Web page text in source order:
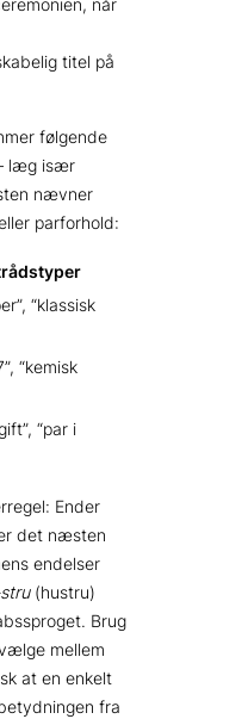
når
titel på
følgende
læg især
nævner
parforhold:
“klassisk
“kemisk
“par i
Ender
det næsten
endelser
(hustru)
Brug
mellem
at en enkelt
fra